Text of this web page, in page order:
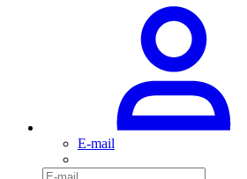
E-mail